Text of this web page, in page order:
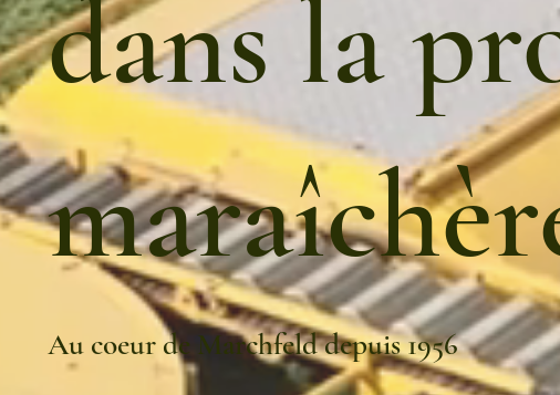
Au coeur de Marchfeld depuis 1956
dans la